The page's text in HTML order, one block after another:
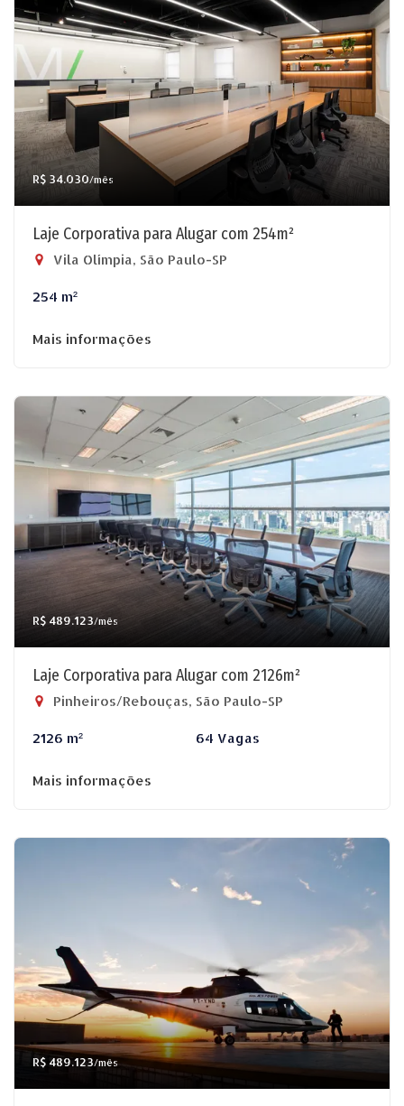
R$ 34.030/mês
Laje Corporativa para Alugar com 254m²
Vila Olímpia, São Paulo-SP
254 m²
Mais informações
R$ 489.123/mês
Laje Corporativa para Alugar com 2126m²
Pinheiros/Rebouças, São Paulo-SP
2126 m² 64 Vagas
Mais informações
R$ 489.123/mês